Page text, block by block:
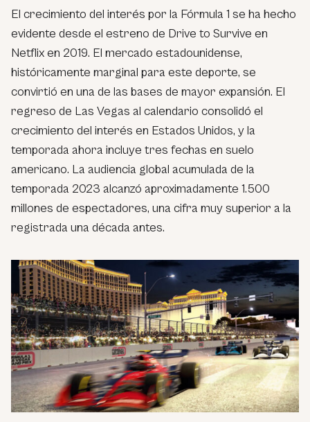
El crecimiento del interés por la Fórmula 1 se ha hecho
evidente desde el estreno de Drive to Survive en
Netflix en 2019. El mercado estadounidense,
históricamente marginal para este deporte, se
convirtió en una de las bases de mayor expansión. El
regreso de Las Vegas al calendario consolidó el
crecimiento del interés en Estados Unidos, y la
temporada ahora incluye tres fechas en suelo
americano. La audiencia global acumulada de la
temporada 2023 alcanzó aproximadamente 1.500
millones de espectadores, una cifra muy superior a la
registrada una década antes.